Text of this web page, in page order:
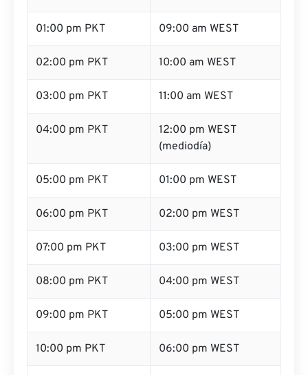
01:00 pm PKT 09:00 am WEST
02:00 pm PKT 10:00 am WEST
03:00 pm PKT 11:00 am WEST
04:00 pm PKT
12:00 pm WEST
(mediodía)
05:00 pm PKT 01:00 pm WEST
06:00 pm PKT 02:00 pm WEST
07:00 pm PKT 03:00 pm WEST
08:00 pm PKT 04:00 pm WEST
09:00 pm PKT 05:00 pm WEST
10:00 pm PKT 06:00 pm WEST